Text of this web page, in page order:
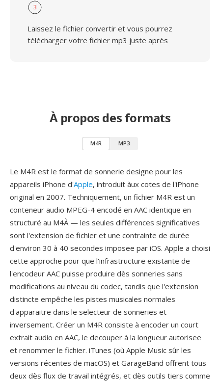
3
Laissez le fichier convertir et vous pourrez
télécharger votre fichier mp3 juste après
À propos des formats
M4R MP3
Le M4R est le format de sonnerie designe pour les
appareils iPhone d'Apple, introduit àux cotes de l'iPhone
original en 2007. Techniquement, un fichier M4R est un
conteneur audio MPEG-4 encodé en AAC identique en
structuré au M4À — les seules différences significatives
sont l'extension de fichier et une contrainte de durée
d'environ 30 à 40 secondes imposee par iOS. Apple a choisi
cette approche pour que l'infrastructure existante de
l'encodeur AAC puisse produire dès sonneries sans
modifications au niveau du codec, tandis que l'extension
distincte empêche les pistes musicales normales
d'apparaitre dans le selecteur de sonneries et
inversement. Créer un M4R consiste à encoder un court
extrait audio en AAC, le decouper à la longueur autorisee
et renommer le fichier. iTunes (où Apple Music sûr les
versions récentes de macOS) et GarageBand offrent tous
deux dès flux de travail intégrés, et dès outils tiers comme